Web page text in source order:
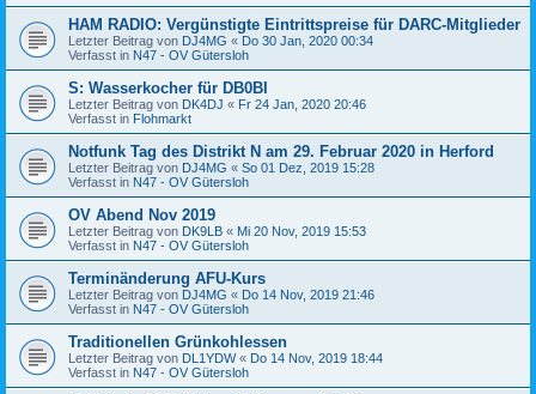
HAM RADIO: Vergünstigte Eintrittspreise für DARC-Mitglieder
Letzter Beitrag von DJ4MG « Do 30 Jan, 2020 00:34
Verfasst in N47 - OV Gütersloh
S: Wasserkocher für DB0BI
Letzter Beitrag von DK4DJ « Fr 24 Jan, 2020 20:46
Verfasst in Flohmarkt
Notfunk Tag des Distrikt N am 29. Februar 2020 in Herford
Letzter Beitrag von DJ4MG « So 01 Dez, 2019 15:28
Verfasst in N47 - OV Gütersloh
OV Abend Nov 2019
Letzter Beitrag von DK9LB « Mi 20 Nov, 2019 15:53
Verfasst in N47 - OV Gütersloh
Terminänderung AFU-Kurs
Letzter Beitrag von DJ4MG « Do 14 Nov, 2019 21:46
Verfasst in N47 - OV Gütersloh
Traditionellen Grünkohlessen
Letzter Beitrag von DL1YDW« Do 14 Nov, 2019 18:44
Verfasst in N47 - OV Gütersloh